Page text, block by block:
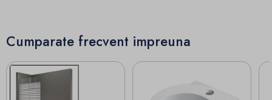
Cumparate frecvent impreuna